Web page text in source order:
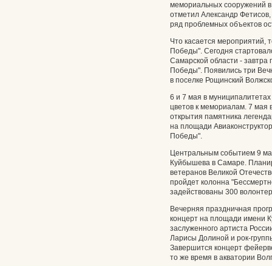
мемориальных сооружений в
отметил Александр
ряд проблемных объектов
Что касается мероприятий,
Победы". Сегодня
Самарской области - завтра
Победы". Появились три
в поселке Рощинский
6 и 7 мая в
цветов к мемориалам. 7 мая
открытия памятника
на площади
Победы".
Центральным событием 9
Куйбышева в Самаре.
ветеранов Великой
пройдет колонна
задействованы 300
Вечерняя праздничная
концерт на площади имени
заслуженного артиста
Ларисы Долиной и рок-
Завершится концерт
то же время в акватории